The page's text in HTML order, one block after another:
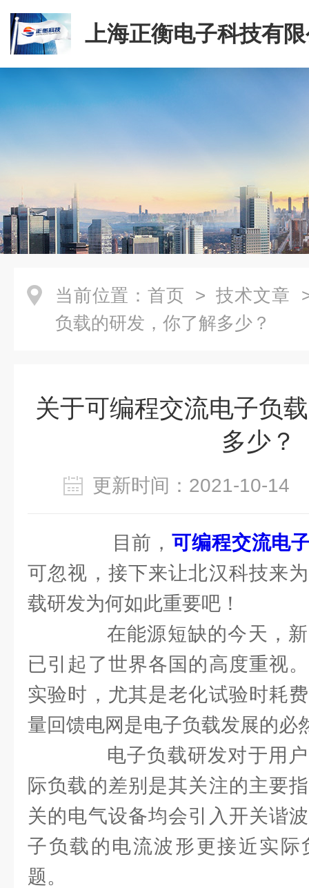
上海正衡电子科技有
当前位置： 首页 > 技术文章
负载的研发，你了解多少？
关于可编程交流电子负
多少？
更新时间：2021-10-
目前，可编程交流电
可忽视，接下来让北汉科技来
载研发为何如此重要吧！
在能源短缺的今天，新
已引起了世界各国的高度重视
实验时，尤其是老化试验时耗
量回馈电网是电子负载发展的必
电子负载研发对于用户
际负载的差别是其关注的主要
关的电气设备均会引入开关谐
子负载的电流波形更接近实际
题。